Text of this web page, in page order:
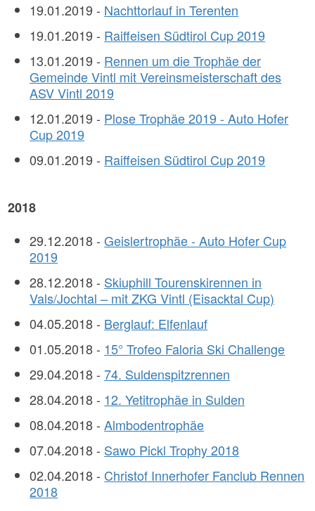
19.01.2019 - Nachttorlauf in Terenten
19.01.2019 - Raiffeisen Südtirol Cup 2019
13.01.2019 - Rennen um die Trophäe der
Gemeinde Vintl mit Vereinsmeisterschaft des
ASV Vintl 2019
12.01.2019 - Plose Trophäe 2019 - Auto Hofer
Cup 2019
09.01.2019 - Raiffeisen Südtirol Cup 2019
2018
29.12.2018 -Geislertrophäe - Auto Hofer Cup
2019
28.12.2018 - Skiuphill Tourenskirennen in
Vals/Jochtal – mit ZKG Vintl (Eisacktal Cup)
04.05.2018 - Berglauf: Elfenlauf
01.05.2018 - 15° Trofeo Faloria Ski Challenge
29.04.2018 -74. Suldenspitzrennen
28.04.2018 - 12. Yetitrophäe in Sulden
08.04.2018 -Almbodentrophäe
07.04.2018 - Sawo Pickl Trophy 2018
02.04.2018 - Christof Innerhofer Fanclub Rennen
2018